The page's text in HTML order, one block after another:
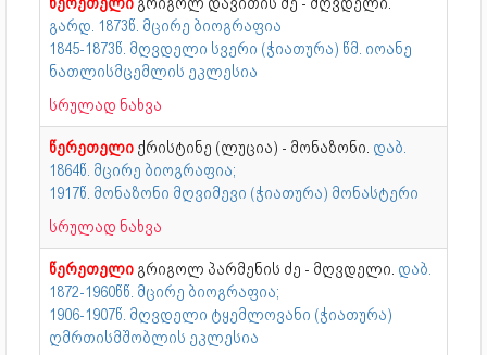
გარდ. 1873წ. მცირე ბიოგრაფია
1845-1873წ. მღვდელი სვერი (ჭიათურა) წმ. იოანე
ნათლისმცემლის ეკლესია
სრულად ნახვა
წერეთელი ქრისტინე (ლუცია) - მონაზონი. დაბ.
1864წ. მცირე ბიოგრაფია;
1917წ. მონაზონი მღვიმევი (ჭიათურა) მონასტერი
სრულად ნახვა
წერეთელი გრიგოლ პარმენის ძე - მღვდელი. დაბ.
1872-1960წწ. მცირე ბიოგრაფია;
1906-1907წ. მღვდელი ტყემლოვანი (ჭიათურა)
ღმრთისმშობლის ეკლესია